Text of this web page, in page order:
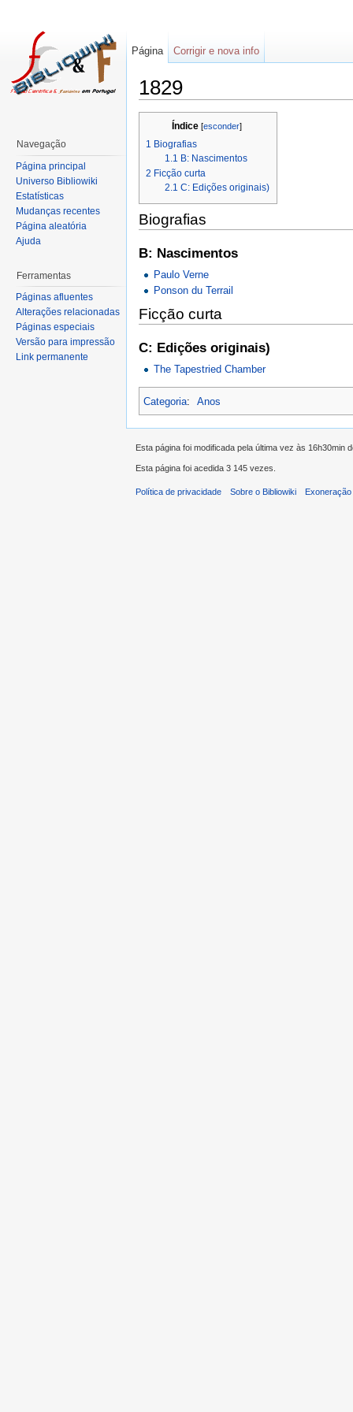
1829
Índice [esconder]
1 Biografias
1.1 B: Nascimentos
2 Ficção curta
2.1 C: Edições originais)
Biografias
B: Nascimentos
Paulo Verne
Ponson du Terrail
Ficção curta
C: Edições originais)
The Tapestried Chamber
Categoria: Anos
Página Corrigir e nova info
Navegação
Página principal
Universo Bibliowiki
Estatísticas
Mudanças recentes
Página aleatória
Ajuda
Ferramentas
Páginas afluentes
Alterações relacionadas
Páginas especiais
Versão para impressão
Link permanente
Esta página foi modificada pela última vez às 16h30min
Esta página foi acedida 3 145 vezes.
Política de privacidade Sobre o Bibliowiki